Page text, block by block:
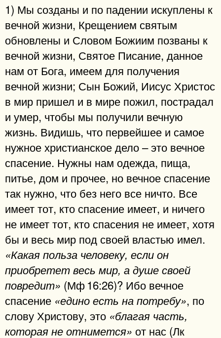
1) Мы созданы и по падении искуплены к
вечной жизни, Крещением святым
обновлены и Словом Божиим позваны к
вечной жизни, Святое Писание, данное
нам от Бога, имеем для получения
вечной жизни; Сын Божий, Иисус Христос
в мир пришел и в мире пожил, пострадал
и умер, чтобы мы получили вечную
жизнь. Видишь, что первейшее и самое
нужное христианское дело – это вечное
спасение. Нужны нам одежда, пища,
питье, дом и прочее, но вечное спасение
так нужно, что без него все ничто. Все
имеет тот, кто спасение имеет, и ничего
не имеет тот, кто спасения не имеет, хотя
бы и весь мир под своей властью имел.
«Какая польза человеку, если он
приобретет весь мир, а душе своей
повредит» (Мф 16:26)? Ибо вечное
спасение «едино есть на потребу», по
слову Христову, это «благая часть,
которая не отнимется» от нас (Лк